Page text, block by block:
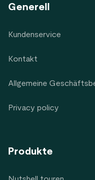
Generell
Kundenservice
Kontakt
Allgemeine
Privacy policy
Produkte